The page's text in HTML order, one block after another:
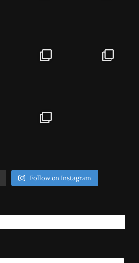
Follow on Instagram